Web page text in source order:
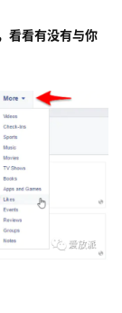
看看有没有与你